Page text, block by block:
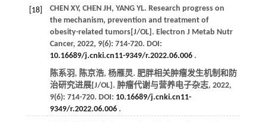
[18] CHEN XY, CHEN JH, YANG YL. Research progress on
the mechanism, prevention and treatment of
obesity-related tumors[J/OL]. Electron J Metab Nutr
Cancer, 2022, 9(6): 714-720. DOI:
10.16689/j.cnki.cn11-9349/r.2022.06.006.
陈系羽, 陈京浩, 杨雁灵. 肥胖相关肿瘤发生机制和防
治研究进展[J/OL]. 肿瘤代谢与营养电子杂志, 2022,
9(6): 714-720. DOI: 10.16689/j.cnki.cn11-
9349/r.2022.06.006.